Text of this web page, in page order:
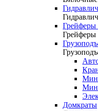
Грейферы
Грейферы
Домкраты